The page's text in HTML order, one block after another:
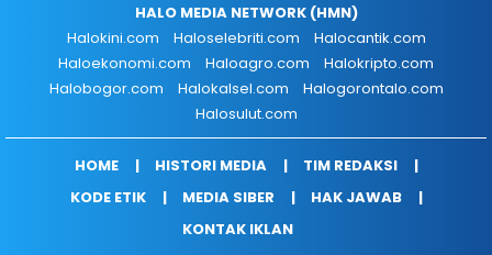
HALO MEDIA NETWORK (HMN)
Halokini.com
Haloselebriti.com
Halocantik.com
Haloekonomi.com
Haloagro.com
Halokripto.com
Halobogor.com
Halokalsel.com
Halogorontalo.com
Halosulut.com
HOME HISTORI MEDIA
TIM REDAKSI
KODE ETIK
MEDIA SIBER
HAK JAWAB
KONTAK IKLAN